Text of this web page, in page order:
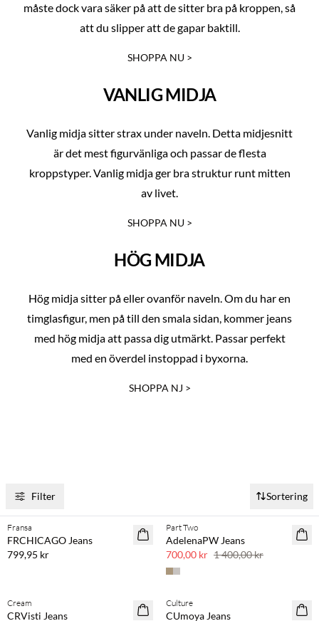
måste dock vara säker på att de sitter bra på kroppen, så
att du slipper att de gapar baktill.
SHOPPA NU >
VANLIG MIDJA
Vanlig midja sitter strax under naveln. Detta midjesnitt
är det mest figurvänliga och passar de flesta
kroppstyper. Vanlig midja ger bra struktur runt mitten
av livet.
SHOPPA NU >
HÖG MIDJA
Hög midja sitter på eller ovanför naveln. Om du har en
timglasfigur, men på till den smala sidan, kommer jeans
med hög midja att passa dig utmärkt. Passar perfekt
med en överdel instoppad i byxorna.
SHOPPA NJ >
Tvätta dem ut och in för att minska friktion och förhindra att
torktumlare för att undvika slitage.
Filter Sortering
NYHET
Köp min. 2 & spara 20 %
Fransa
FRCHICAGO Jeans
799,95 kr
SAVE20
Part Two
AdelenaPW Jeans
700,00 kr 1 400,00 kr
SAVE20
Cream
CRVisti Jeans
SAVE20
Culture
CUmoya Jeans